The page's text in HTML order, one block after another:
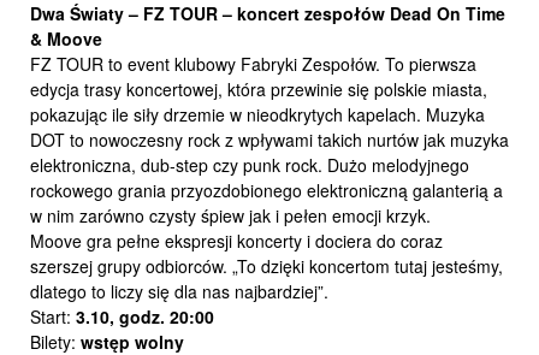
Dwa Światy – FZ TOUR – koncert zespołów Dead On Time
& Moove
FZ TOUR to event klubowy Fabryki Zespołów. To pierwsza
edycja trasy koncertowej, która przewinie się polskie miasta,
pokazując ile siły drzemie w nieodkrytych kapelach. Muzyka
DOT to nowoczesny rock z wpływami takich nurtów jak muzyka
elektroniczna, dub-step czy punk rock. Dużo melodyjnego
rockowego grania przyozdobionego elektroniczną galanterią a
w nim zarówno czysty śpiew jak i pełen emocji krzyk.
Moove gra pełne ekspresji koncerty i dociera do coraz
szerszej grupy odbiorców. „To dzięki koncertom tutaj jesteśmy,
dlatego to liczy się dla nas najbardziej”.
Start: 3.10, godz. 20:00
Bilety: wstęp wolny